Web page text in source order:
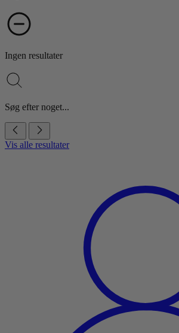
Ingen resultater
Søg efter noget...
Vis alle resultater